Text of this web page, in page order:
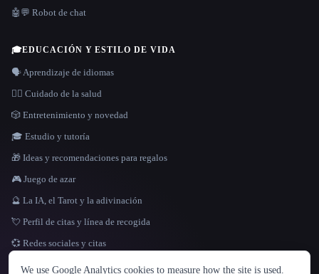
IDIOMA
🤖💬 Robot de chat
🎓EDUCACIÓN Y ESTILO DE VIDA
🗣️ Aprendizaje de idiomas
👩‍⚕️ Cuidado de la salud
🎲 Entretenimiento y novedad
🎓 Estudio y tutoría
🎁 Ideas y recomendaciones para regalos
🎮 Juego de azar
🔮 La IA, el Tarot y la adivinación
💘 Perfil de citas y línea de recogida
💞 Redes sociales y citas
We use Google Analytics cookies to measure how the site is used.